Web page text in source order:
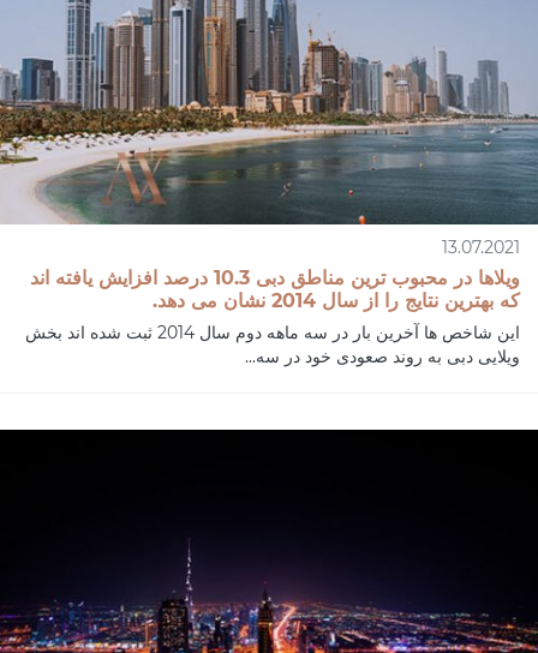
13.07.2021
ویلاها در محبوب ترین مناطق دبی 10.3 درصد افزایش یافته اند
که بهترین نتایج را از سال 2014 نشان می دهد.
این شاخص ها آخرین بار در سه ماهه دوم سال 2014 ثبت شده اند بخش
ویلایی دبی به روند صعودی خود در سه...